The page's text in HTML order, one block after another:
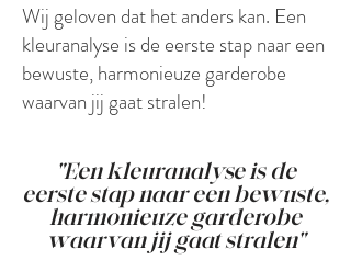
Wij geloven dat het anders kan. Een
kleuranalyse is de eerste stap naar een
bewuste, harmonieuze garderobe
waarvan jij gaat stralen!
"Een kleuranalyse is de
eerste stap naar een bewuste,
harmonieuze garderobe
waarvan jij gaat stralen"